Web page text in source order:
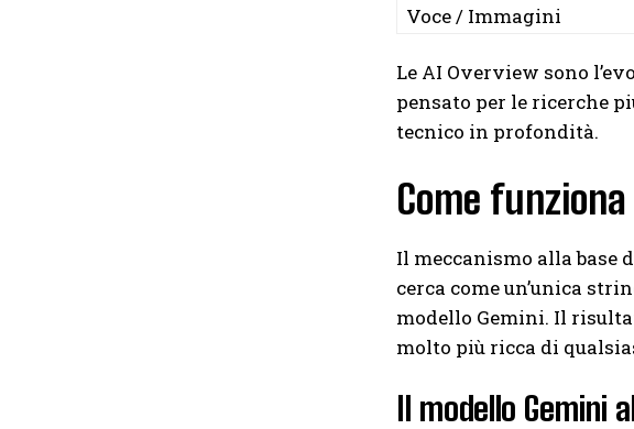
Voce / Immagini
Le AI Overview sono
pensato per le ricerche
tecnico in profondità.
Come funziona
Il meccanismo alla base
cerca come un’unica
modello Gemini. Il
molto più ricca di
Il modello Gemini